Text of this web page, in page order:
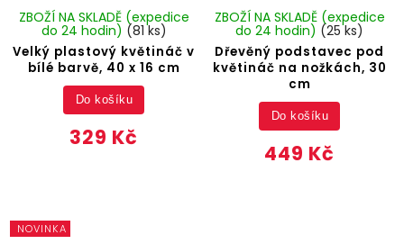
Velký plastový květináč v
bílé barvě, 40 x 16 cm
ZBOŽÍ NA SKLADĚ (expedice
do 24 hodin) (81 ks)
329 Kč
Do košíku
Dřevěný podstavec pod
květináč na nožkách, 30
cm
ZBOŽÍ NA SKLADĚ (expedice
do 24 hodin) (25 ks)
449 Kč
Do košíku
NOVINKA